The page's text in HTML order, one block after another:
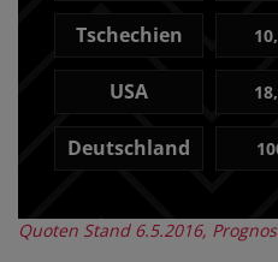
Tschechien
USA
Deutschland
Quoten Stand 6.5.2016,